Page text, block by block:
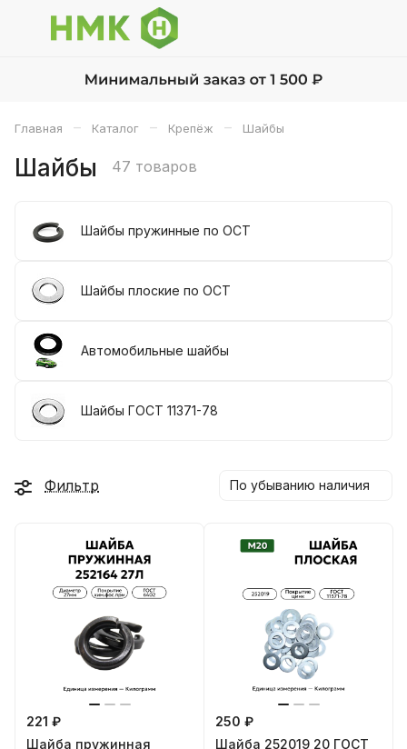
Главная – Каталог – Крепёж – Шайбы
Шайбы 47 товаров
Шайбы пружинные по ОСТ
Шайбы плоские по ОСТ
Автомобильные шайбы
Шайбы ГОСТ 11371-78
Фильтр По убыванию наличия
221 ₽
Шайба пружинная
250 ₽
Шайба 252019 20 ГОСТ